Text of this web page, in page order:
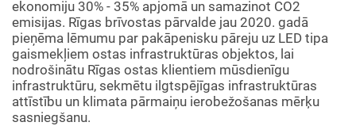
ekonomiju 30% - 35% apjomā un samazinot CO2
emisijas. Rīgas brīvostas pārvalde jau 2020. gadā
pieņēma lēmumu par pakāpenisku pāreju uz LED tipa
gaismekļiem ostas infrastruktūras objektos, lai
nodrošinātu Rīgas ostas klientiem mūsdienīgu
infrastruktūru, sekmētu ilgtspējīgas infrastruktūras
attīstību un klimata pārmaiņu ierobežošanas mērķu
sasniegšanu.